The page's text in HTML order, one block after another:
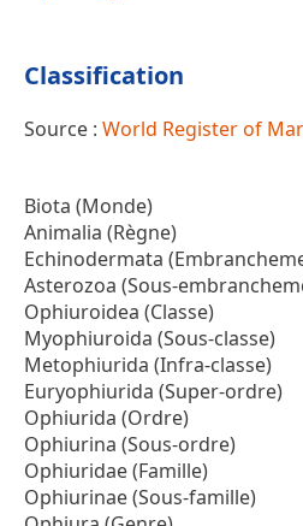
Classification
Source : World Register of
Biota (Monde)
Animalia (Règne)
Echinodermata
Asterozoa (Sous-
Ophiuroidea (Classe)
Myophiuroida (Sous-classe)
Metophiurida (Infra-classe)
Euryophiurida (Super-ordre)
Ophiurida (Ordre)
Ophiurina (Sous-ordre)
Ophiuridae (Famille)
Ophiurinae (Sous-famille)